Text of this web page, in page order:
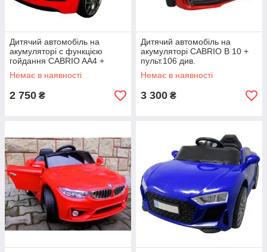
Дитячий автомобіль на
акумуляторі c функцією
гойдання CABRIO AA4 +
пульт
Немає в наявності
2 750 ₴
Дитячий автомобіль на
акумуляторі CABRIO B 10 +
пульт.106 див.
Немає в наявності
3 300 ₴